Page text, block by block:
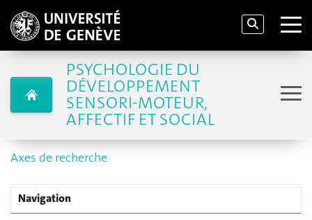
PSYCHOLOGIE DU
DÉVELOPPEMENT
SENSORI-MOTEUR,
AFFECTIF ET SOCIAL
Axes de recherche
Navigation